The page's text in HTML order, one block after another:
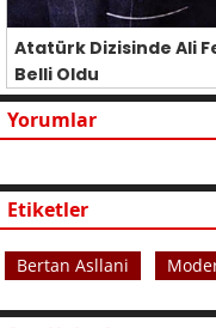
Atatürk Dizisinde Ali
Belli Oldu
Yorumlar
Etiketler
Bertan Asllani